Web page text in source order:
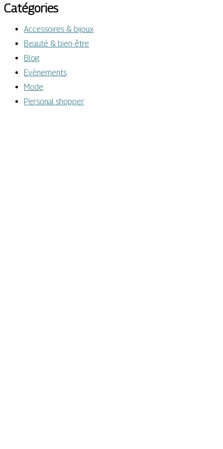
Catégories
Accessoires & bijoux
Beauté & bien-être
Blog
Evènements
Mode
Personal shopper